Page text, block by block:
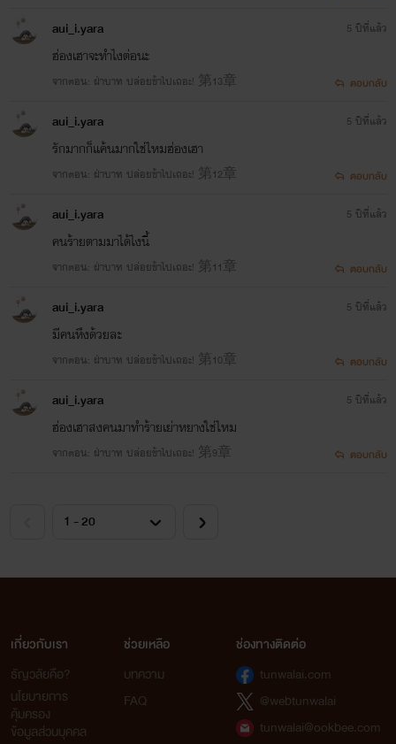
aui_i.yara
ฮ่องเฮาจะทำไงต่อนะ
จากตอน: ฝ่าบาท ปล่อยข้าไปเถอะ! 第13章
5 ปีที่แล้ว
ตอบกลับ
aui_i.yara
รักมากก็แค้นมากใช่ไหมฮ่องเฮา
จากตอน: ฝ่าบาท ปล่อยข้าไปเถอะ! 第12章
5 ปีที่แล้ว
ตอบกลับ
aui_i.yara
คนร้ายตามมาได้ไงนี้
จากตอน: ฝ่าบาท ปล่อยข้าไปเถอะ! 第11章
5 ปีที่แล้ว
ตอบกลับ
aui_i.yara
มีคนหึงด้วยละ
จากตอน: ฝ่าบาท ปล่อยข้าไปเถอะ! 第10章
5 ปีที่แล้ว
ตอบกลับ
aui_i.yara
ฮ่องเฮาสงคนมาทำร้ายเย่าหยางใช่ไหม
จากตอน: ฝ่าบาท ปล่อยข้าไปเถอะ! 第9章
5 ปีที่แล้ว
ตอบกลับ
เกี่ยวกับเรา
ธัญวลัยคือ?
นโยบายการ
คุ้มครอง
ข้อมูลส่วนบุคคล
ช่วยเหลือ
บทความ
FAQ
ช่องทางติดต่อ
tunwalai.com
@webtunwalai
tunwalai@ookbee.com